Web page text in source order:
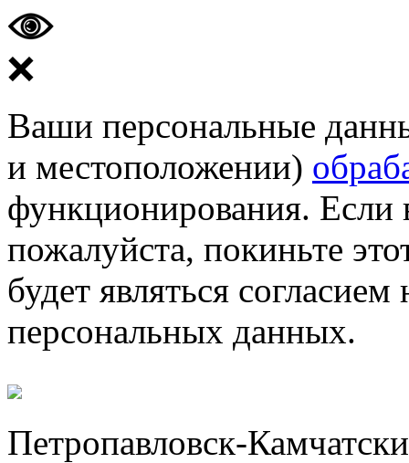
❌
Ваши персональные
и местоположении)
функционирования.
пожалуйста, покиньте
будет являться
персональных данных.
Петропавловск-